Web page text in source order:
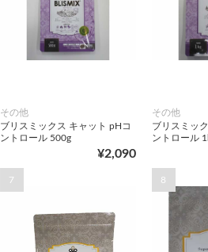
その他
ブリスミックス キャット pHコ
ントロール 500g
¥2,090
その他
ブリスミッ
ントロール
7 8